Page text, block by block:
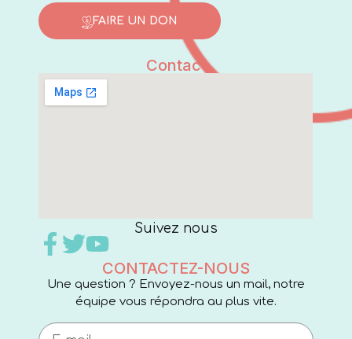
FAIRE UN DON
Contact
Suivez nous
CONTACTEZ-NOUS
Une question ? Envoyez-nous un mail, notre
équipe vous répondra au plus vite.